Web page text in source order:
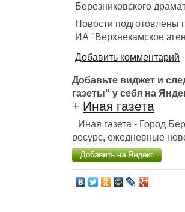
Березниковского
Новости
ИА "Верхнекамское
Добавить комментарий
Добавьте виджет и
газеты" у себя на
+ Иная газета
Иная газета - Город
ресурс, ежедневные